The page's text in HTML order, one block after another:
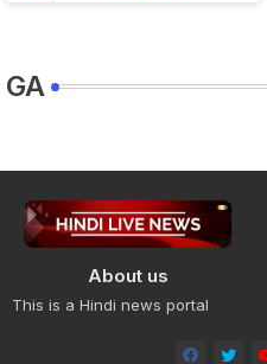
GA
About us
This is a Hindi news portal